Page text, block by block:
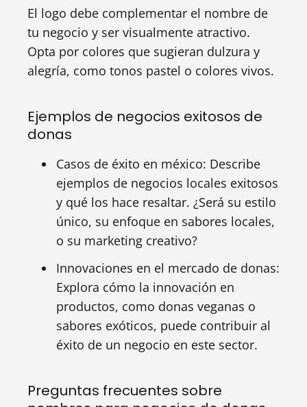
El logo debe complementar el nombre de
tu negocio y ser visualmente atractivo.
Opta por colores que sugieran dulzura y
alegría, como tonos pastel o colores vivos.
Ejemplos de negocios exitosos de
donas
Casos de éxito en méxico: Describe
ejemplos de negocios locales exitosos
y qué los hace resaltar. ¿Será su estilo
único, su enfoque en sabores locales,
o su marketing creativo?
Innovaciones en el mercado de donas:
Explora cómo la innovación en
productos, como donas veganas o
sabores exóticos, puede contribuir al
éxito de un negocio en este sector.
Preguntas frecuentes sobre